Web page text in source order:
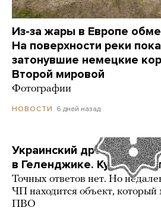
Из-за жары в Европе
На поверхности реки
затонувшие немецкие
Второй мировой
Фотографии
НОВОСТИ 6 дней назад
Украинский дрон попал
в Геленджике. Куда он
Точных ответов нет. Но
ЧП находится объект,
ПВО